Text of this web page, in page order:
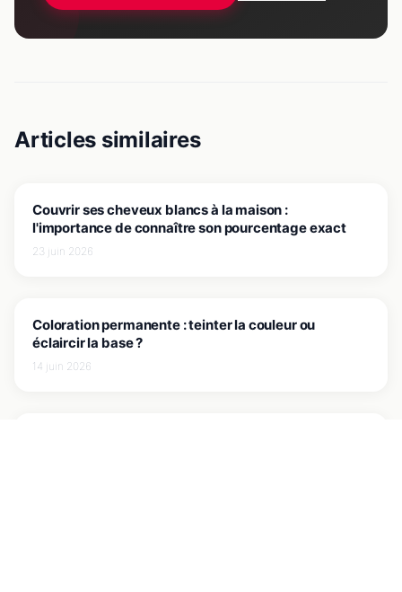
Articles similaires
JE COUVRE MES CHEVEUX BLANCS
Couvrir ses cheveux blancs à la maison :
l'importance de connaître son pourcentage exact
23 juin 2026
JE COUVRE MES CHEVEUX BLANCS
Coloration permanente : teinter la couleur ou
éclaircir la base ?
14 juin 2026